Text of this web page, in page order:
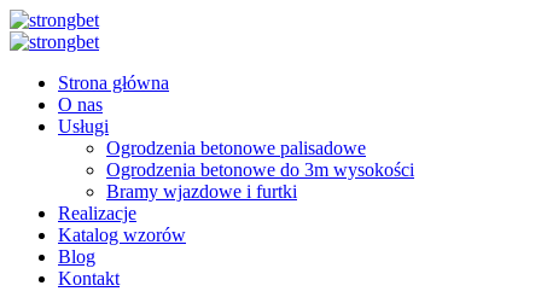
Przejdź
do
Strona główna
O nas
Usługi
Ogrodzenia betonowe palisadowe
Ogrodzenia betonowe do 3m wysokości
Bramy wjazdowe i furtki
Realizacje
Katalog wzorów
Blog
Kontakt